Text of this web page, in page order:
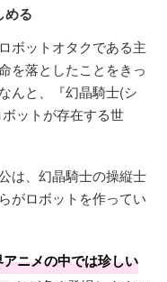
める
ボットオタクである主
を落としたことをきっ
んと、『幻晶騎士(シ
ットが存在する世
は、幻晶騎士の操縦士
がロボットを作ってい
ニメの中では珍しい